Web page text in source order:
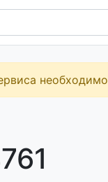
необходимо